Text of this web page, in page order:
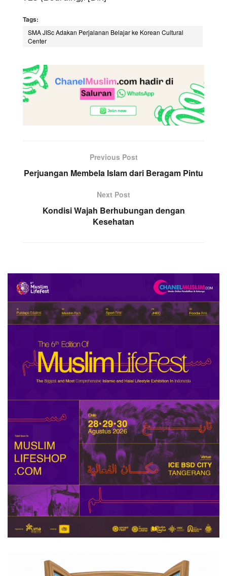
Tags:
SMA JISc Adakan Perjalanan Belajar ke Korean Cultural
Center
Previous Post
Perjuangan Membela Islam dari Beragam Pintu
Next Post
Kondisi Wajah Berhubungan dengan
Kesehatan